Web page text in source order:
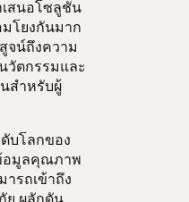
เสนอโซลูชัน
โยงกันมาก
จน์ถึงความ
วัตกรรมและ
สำหรับผู้
บโลกของ
อมูลคุณภาพ
ารถเข้าถึง